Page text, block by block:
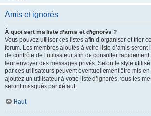
Amis et ignorés
À quoi sert ma liste d’amis et d’ignorés ?
Vous pouvez utiliser ces listes afin d’organiser et trier
forum. Les membres ajoutés à votre liste d’amis seront
de contrôle de l’utilisateur afin de consulter
leur envoyer des messages privés. Selon le style
par ces utilisateurs peuvent éventuellement être mis
ajoutez un utilisateur à votre liste d’ignorés, tous les
seront masqués par défaut.
Haut